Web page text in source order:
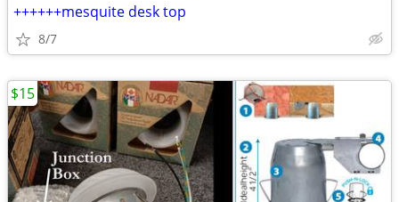
++++++mesquite desk top
8/7
$15